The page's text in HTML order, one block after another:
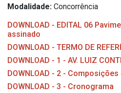
Modalidade: Concorrência
DOWNLOAD - EDITAL 06
assinado
DOWNLOAD - TERMO DE
DOWNLOAD - 1 - AV. LUIZ
DOWNLOAD - 2 -
DOWNLOAD - 3 - Cronograma